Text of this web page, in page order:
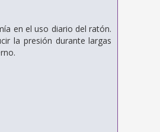
en el uso diario del ratón.
la presión durante largas